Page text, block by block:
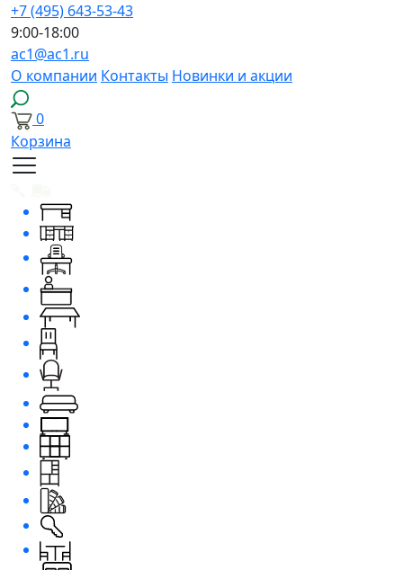
+7 (495) 643-53-43
9:00-18:00
ac1@ac1.ru
О компании Контакты Новинки и акции
0
Корзина